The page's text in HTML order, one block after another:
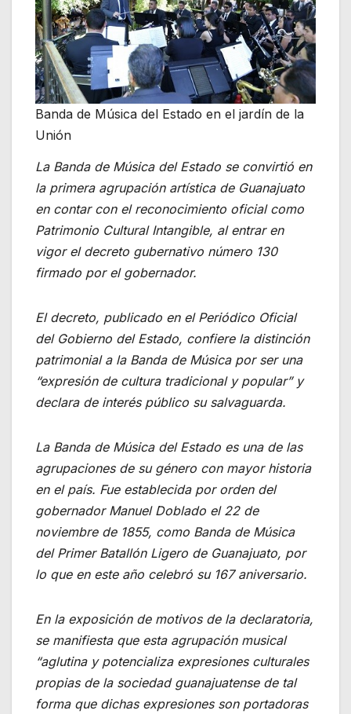
Banda de Música del Estado en el jardín de la
Unión
La Banda de Música del Estado se convirtió en
la primera agrupación artística de Guanajuato
en contar con el reconocimiento oficial como
Patrimonio Cultural Intangible, al entrar en
vigor el decreto gubernativo número 130
firmado por el gobernador.
El decreto, publicado en el Periódico Oficial
del Gobierno del Estado, confiere la distinción
patrimonial a la Banda de Música por ser una
“expresión de cultura tradicional y popular” y
declara de interés público su salvaguarda.
La Banda de Música del Estado es una de las
agrupaciones de su género con mayor historia
en el país. Fue establecida por orden del
gobernador Manuel Doblado el 22 de
noviembre de 1855, como Banda de Música
del Primer Batallón Ligero de Guanajuato, por
lo que en este año celebró su 167 aniversario.
En la exposición de motivos de la declaratoria,
se manifiesta que esta agrupación musical
“aglutina y potencializa expresiones culturales
propias de la sociedad guanajuatense de tal
forma que dichas expresiones son portadoras